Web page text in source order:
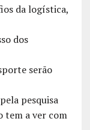
da logística,
dos
serão
pesquisa
tem a ver com